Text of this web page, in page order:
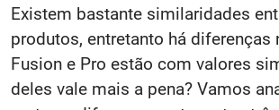
Existem bastante similaridades
produtos, entretanto há diferenças
Fusion e Pro estão com valores
deles vale mais a pena? Vamos